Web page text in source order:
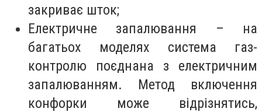
закриває шток;
Електричне запалювання – на
багатьох моделях система газ-
контролю поєднана з електричним
запалюванням. Метод включення
конфорки може відрізнятись,